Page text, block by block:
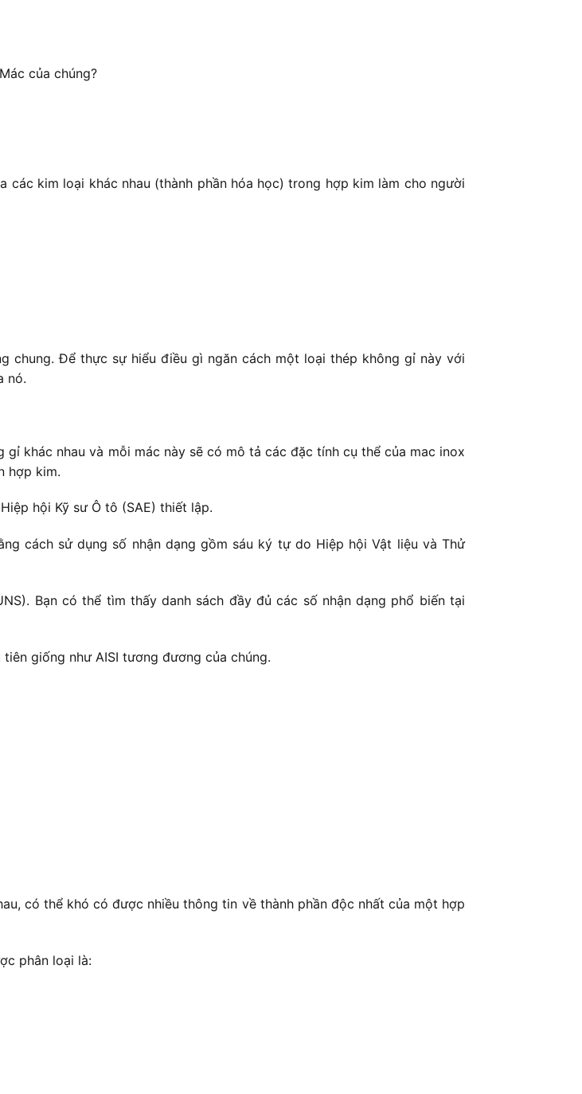
của chúng?
kim loại khác nhau (thành phần hóa học) trong hợp kim làm cho người
chung. Để thực sự hiểu điều gì ngăn cách một loại thép không gỉ này với
nó.
khác nhau và mỗi mác này sẽ có mô tả các đặc tính cụ thể của mac inox
hợp kim.
hội Kỹ sư Ô tô (SAE) thiết lập.
cách sử dụng số nhận dạng gồm sáu ký tự do Hiệp hội Vật liệu và Thử
Bạn có thể tìm thấy danh sách đầy đủ các số nhận dạng phổ biến tại
giống như AISI tương đương của chúng.
có thể khó có được nhiều thông tin về thành phần độc nhất của một hợp
phân loại là: